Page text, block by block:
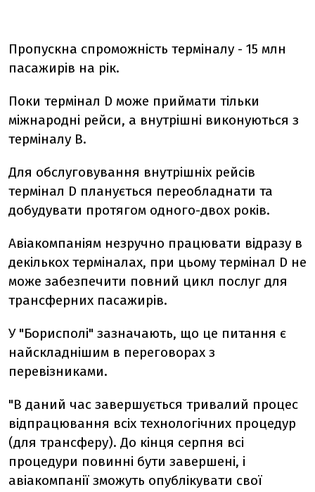
Пропускна спроможність терміналу - 15 млн
пасажирів на рік.
Поки термінал D може приймати тільки
міжнародні рейси, а внутрішні виконуються з
терміналу В.
Для обслуговування внутрішніх рейсів
термінал D планується переобладнати та
добудувати протягом одного-двох років.
Авіакомпаніям незручно працювати відразу в
декількох терміналах, при цьому термінал D не
може забезпечити повний цикл послуг для
трансферних пасажирів.
У "Борисполі" зазначають, що це питання є
найскладнішим в переговорах з
перевізниками.
"В даний час завершується тривалий процес
відпрацювання всіх технологічних процедур
(для трансферу). До кінця серпня всі
процедури повинні бути завершені, і
авіакомпанії зможуть опублікувати свої